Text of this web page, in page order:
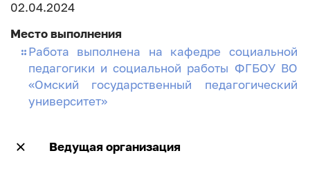
02.04.2024
Место выполнения
Работа выполнена на кафедре социальной
педагогики и социальной работы ФГБОУ ВО
«Омский государственный педагогический
университет»
Ведущая организация